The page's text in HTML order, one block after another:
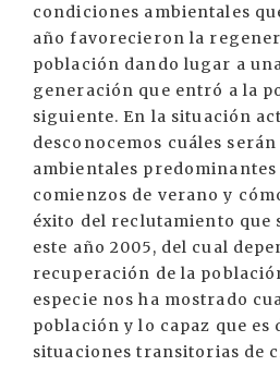
condiciones ambientales
año favorecieron la
población dando lugar a
generación que entró a la
siguiente. En la situación
desconocemos cuáles
ambientales
comienzos de verano y
éxito del reclutamiento que
este año 2005, del cual
recuperación de la
especie nos ha mostrado
población y lo capaz que es
situaciones transitorias de